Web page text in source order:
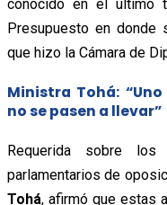
conocido en el último
Presupuesto en donde
que hizo la Cámara de
Ministra Tohá:
no se pasen a llevar”
Requerida sobre los
parlamentarios de
Tohá, afirmóque estas